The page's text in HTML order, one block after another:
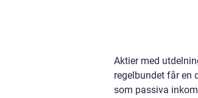
Aktier med
regelbundet får en
som passiva